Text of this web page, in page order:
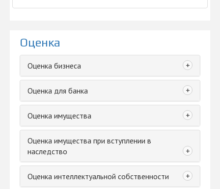
Оценка
Оценка бизнеса +
Оценка для банка +
Оценка имущества +
Оценка имущества при вступлении в
наследство
+
Оценка интеллектуальной собственности +